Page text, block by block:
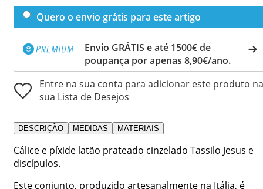
Quero o envio grátis para este artigo
Envio GRÁTIS e até 1500€ de
poupança por apenas 8,90€/ano.
Entre na sua conta para adicionar este produto na
sua Lista de Desejos
DESCRIÇÃO MEDIDAS MATERIAIS
Cálice e píxide latão prateado cinzelado Tassilo Jesus e
discípulos.
Este conjunto, produzido artesanalmente na Itália, é